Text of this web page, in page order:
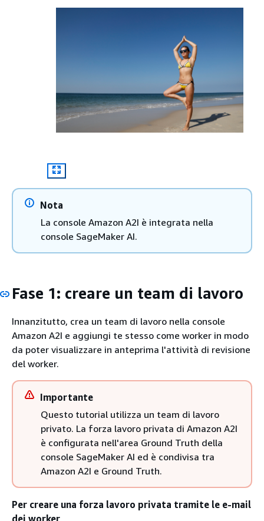
Nota
La console Amazon A2I è integrata nella
console SageMaker AI.
Fase 1: creare un team di lavoro
Innanzitutto, crea un team di lavoro nella console
Amazon A2I e aggiungi te stesso come worker in modo
da poter visualizzare in anteprima l'attività di revisione
del worker.
Importante
Questo tutorial utilizza un team di lavoro
privato. La forza lavoro privata di Amazon A2I
è configurata nell'area Ground Truth della
console SageMaker AI ed è condivisa tra
Amazon A2I e Ground Truth.
Per creare una forza lavoro privata tramite le e-mail
dei worker